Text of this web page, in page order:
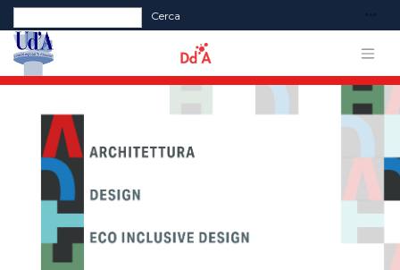
Form di ricerca
Cerca